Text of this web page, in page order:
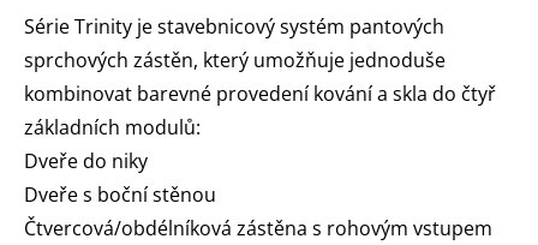
Série Trinity je stavebnicový systém pantových
sprchových zástěn, který umožňuje jednoduše
kombinovat barevné provedení kování a skla do čtyř
základních modulů:
Dveře do niky
Dveře s boční stěnou
Čtvercová/obdélníková zástěna s rohovým vstupem